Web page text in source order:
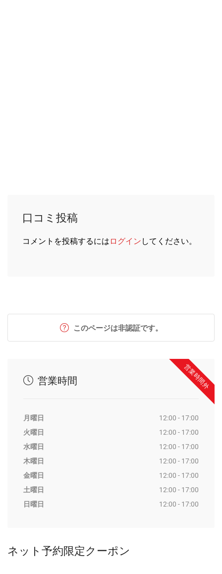
口コミ投稿
コメントを投稿するには ログイン してください。
このページは非認証です。
営業時間外
営業時間
月曜日
12:00 - 17:00
火曜日
12:00 - 17:00
水曜日
12:00 - 17:00
木曜日
12:00 - 17:00
金曜日
12:00 - 17:00
土曜日
12:00 - 17:00
日曜日
12:00 - 17:00
ネット予約限定クーポン